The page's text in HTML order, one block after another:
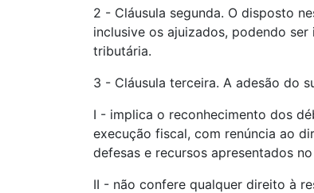
2 - Cláusula segunda. O disposto
inclusive os ajuizados, podendo
tributária.
3 - Cláusula terceira. A adesão do
I - implica o reconhecimento dos
execução fiscal, com renúncia ao
defesas e recursos apresentados
II - não confere qualquer direito à